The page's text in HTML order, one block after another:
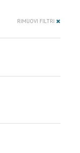
RIMUOVI FILTRI